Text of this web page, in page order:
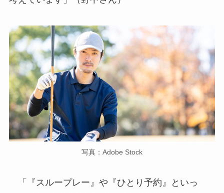
写真：Adobe Stock
「『スループレー』や『ひとり予約』といっ